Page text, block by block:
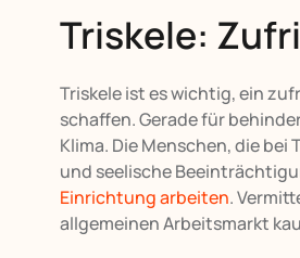
Triskele:
Triskele ist es wichtig, ein
schaffen. Gerade für
Klima. Die Menschen, die
und seelische
Einrichtung arbeiten.
allgemeinen Arbeitsmarkt